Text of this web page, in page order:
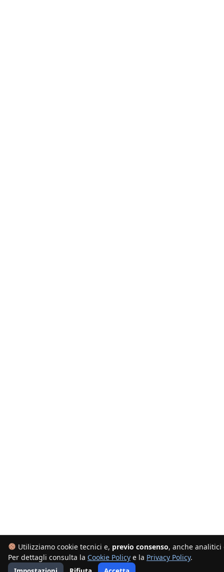
Utilizziamo cookie tecnici e, previo consenso, anche
Per dettagli consulta la Cookie Policy e la Privacy Policy.